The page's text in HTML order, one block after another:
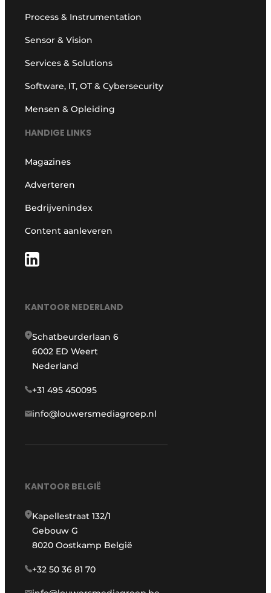
Process & Instrumentation
Sensor & Vision
Services & Solutions
Software, IT, OT & Cybersecurity
Mensen & Opleiding
HANDIGE LINKS
Magazines
Adverteren
Bedrijvenindex
Content aanleveren
KANTOOR NEDERLAND
Schatbeurderlaan 6
6002 ED Weert
Nederland
+31 495 450095
info@louwersmediagroep.nl
KANTOOR BELGIË
Kapellestraat 132/1
Gebouw G
8020 Oostkamp België
+32 50 36 81 70